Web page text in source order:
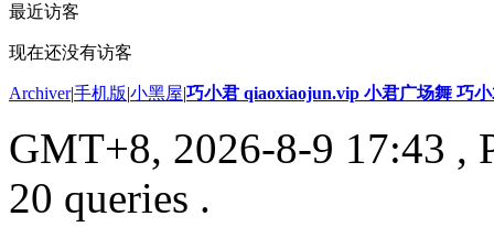
最近访客
现在还没有访客
Archiver|手机版|小黑屋|巧小君 qiaoxiaojun.vip 小君广场舞 巧
GMT+8, 2026-8-9 17:43 ,
20 queries .